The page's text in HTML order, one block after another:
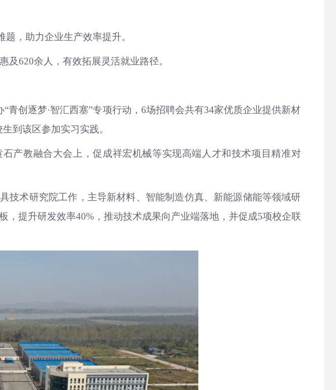
，助力企业生产效率提升。
620余人，有效拓展灵活就业路径。
创逐梦·智汇西塞”专项行动，6场招聘会共有34家优质企业提供新材
到该区参加实习实践。
产教融合大会上，促成祥宏机械等实现高端人才和技术项目精准对
技术研究院工作，主导新材料、智能制造仿真、新能源储能等领域研
提升研发效率40%，推动技术成果向产业端落地，并促成5项校企联